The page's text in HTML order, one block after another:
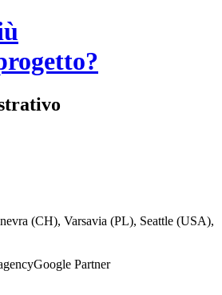
(CH), Varsavia (PL), Seattle (USA),